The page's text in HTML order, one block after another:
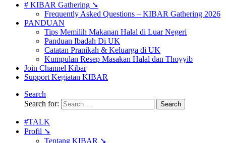
# KIBAR Gathering ➘
Frequently Asked Questions – KIBAR Gathering 2026
PANDUAN
Tips Memilih Makanan Halal di Luar Negeri
Panduan Ibadah Di UK
Catatan Pranikah & Keluarga di UK
Kumpulan Resep Masakan Halal dan Thoyyib
Join Channel Kibar
Support Kegiatan KIBAR
Search
Search for:
#TALK
Profil ➘
Tentang KIBAR ➘